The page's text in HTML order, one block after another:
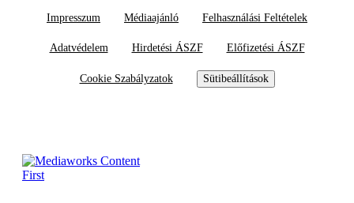
Impresszum Médiaajánló Felhasználási Feltételek
Adatvédelem Hirdetési ÁSZF Előfizetési ÁSZF
Cookie Szabályzatok Sütibeállítások